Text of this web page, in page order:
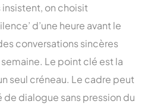
on choisit
d’une heure avant le
conversations sincères
Le point clé est la
seul créneau. Le cadre peut
dialogue sans pression du